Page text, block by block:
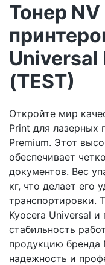
Тонер
Universal
(TEST)
Откройте мир
Print для лазерных
Premium. Этот
обеспечивает
документов. Вес
кг, что делает его
транспортировки.
Kyocera Universal и
стабильность
продукцию бренда
надежность и